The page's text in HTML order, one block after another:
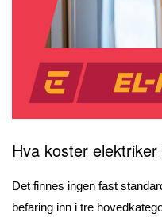
Hva koster
Det finnes ingen fast
befaring inn i tre